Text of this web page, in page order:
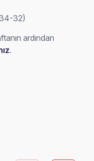
32)
ardından
.